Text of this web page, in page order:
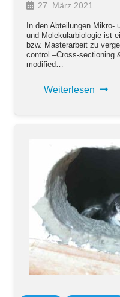
27. März 2021
In den Abteilungen Mikro-
und Molekularbiologie ist
bzw. Masterarbeit zu
control –Cross-sectioning
modified…
Weiterlesen